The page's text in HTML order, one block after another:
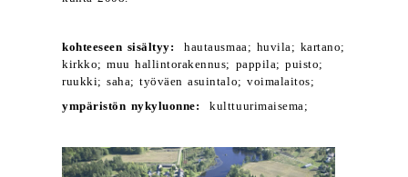
kohteeseen sisältyy: hautausmaa; huvila; kartano;
kirkko; muu hallintorakennus; pappila; puisto;
ruukki; saha; työväen asuintalo; voimalaitos;
ympäristön nykyluonne: kulttuurimaisema;